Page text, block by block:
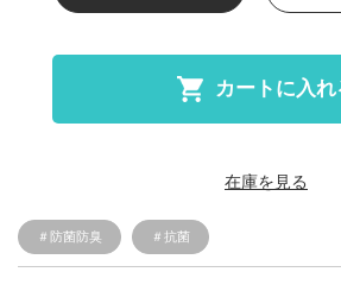
カートに入れ
在庫を見る
＃防菌防臭 ＃抗菌